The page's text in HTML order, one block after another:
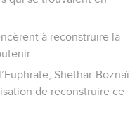
à reconstruire la
Shethar-Boznaï
de reconstruire ce